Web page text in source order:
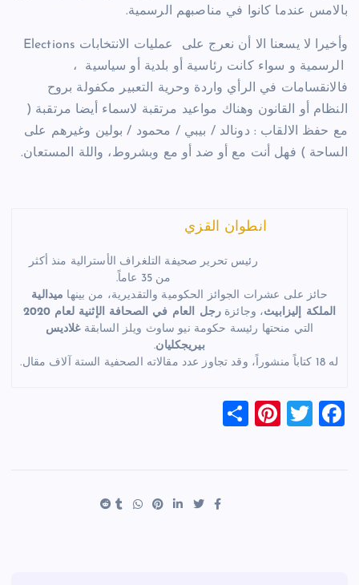
بالامس عندما كانوا في مناصبهم الرسمية.
وأخيرا لا يسعنا الا أن نعرج على عمليات الانتخابات Elections
الرسمية و سواء كانت رئاسية أو بلدية أو سياسية ،
فالانقسامات في الرأي واردة وحرية التعبير مكفولة بروح
النظام أو القانون وهناك مواعيد مرتقبة لاسماء أيضا مرتقبة (
مع حفظ الالقاب : دونالد / بيبي / محمود / بولين وغيرهم على
الساحة ) فهل أنت مع أو ضد أو مع وبشروط، واللة المستعان.
انطوان القزي
رئيس تحرير صحيفة التلغراف الأسترالية منذ أكثر
من 35 عاماً.
حائز على عشرات الجوائز الحكومية والتقديرية، من بينها ميدالية
الملكة إليزابيث، وجائزةرجل العام في الصحافة الإثنية لعام 2020
التي منحتها رئيسة حكومة نيو ساوث ويلز السابقةغلاديس
بيريجكليان.
له 18 كتاباً منشوراً، وقد تجاوز عدد مقالاته الصحفية الستة آلاف مقال.
F
T
Pi